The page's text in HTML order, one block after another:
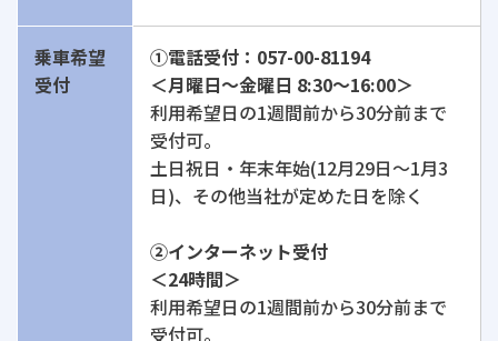
乗車希望
受付
①電話受付：057-00-81194
＜月曜日～金曜日 8:30〜16:00＞
利用希望日の1週間前から30分前まで
受付可。
土日祝日・年末年始(12月29日～1月3
日)、その他当社が定めた日を除く
②インターネット受付
＜24時間＞
利用希望日の1週間前から30分前まで
受付可。